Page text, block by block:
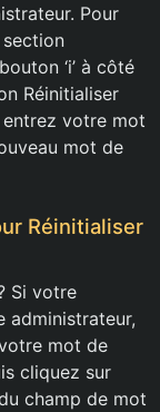
Pour
section
‘i’ à côté
Réinitialiser
entrez votre mot
mot de
Réinitialiser
Si votre
administrateur,
mot de
cliquez sur
champ de mot